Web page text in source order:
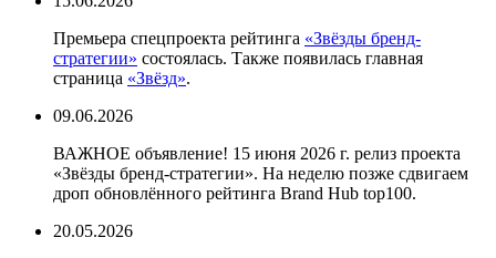
Премьера спецпроекта рейтинга «Звёзды бренд-
стратегии» состоялась. Также появилась главная
страница «Звёзд».
09.06.2026
ВАЖНОЕ объявление! 15 июня 2026 г. релиз проекта
«Звёзды бренд-стратегии». На неделю позже сдвигаем
дроп обновлённого рейтинга Brand Hub top100.
20.05.2026